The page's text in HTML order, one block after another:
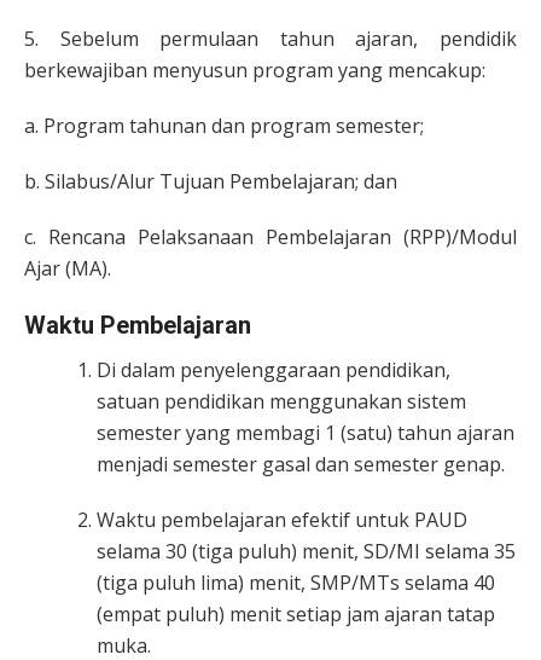
5. Sebelum permulaan tahun ajaran, pendidik
berkewajiban menyusun program yang mencakup:
a. Program tahunan dan program semester;
b. Silabus/Alur Tujuan Pembelajaran; dan
c. Rencana Pelaksanaan Pembelajaran (RPP)/Modul
Ajar (MA).
Waktu Pembelajaran
Di dalam penyelenggaraan pendidikan,
satuan pendidikan menggunakan sistem
semester yang membagi 1 (satu) tahun ajaran
menjadi semester gasal dan semester genap.
Waktu pembelajaran efektif untuk PAUD
selama 30 (tiga puluh) menit, SD/MI selama 35
(tiga puluh lima) menit, SMP/MTs selama 40
(empat puluh) menit setiap jam ajaran tatap
muka.